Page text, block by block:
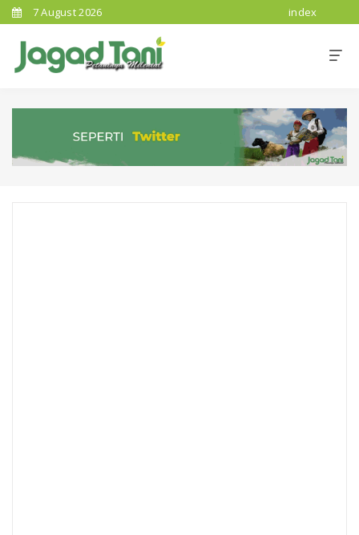
7 August 2026 index